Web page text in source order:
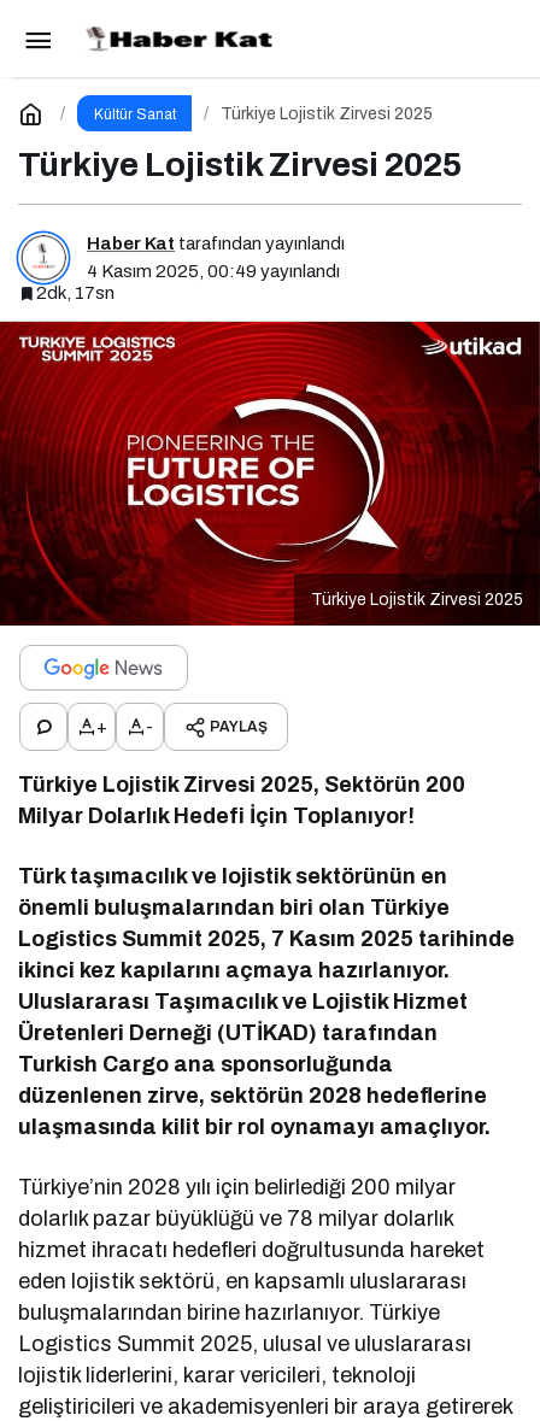
Kültür Sanat Türkiye Lojistik Zirvesi 2025
Türkiye Lojistik Zirvesi 2025
Haber Kat tarafından yayınlandı
4 Kasım 2025, 00:49 yayınlandı
2dk, 17sn
Türkiye Lojistik Zirvesi 2025
+ - PAYLAŞ
Türkiye Lojistik Zirvesi 2025, Sektörün 200
Milyar Dolarlık Hedefi İçin Toplanıyor!
Türk taşımacılık ve lojistik sektörünün en
önemli buluşmalarından biri olan Türkiye
Logistics Summit 2025, 7 Kasım 2025 tarihinde
ikinci kez kapılarını açmaya hazırlanıyor.
Uluslararası Taşımacılık ve Lojistik Hizmet
Üretenleri Derneği (UTİKAD) tarafından
Turkish Cargo ana sponsorluğunda
düzenlenen zirve, sektörün 2028 hedeflerine
ulaşmasında kilit bir rol oynamayı amaçlıyor.
Türkiye’nin 2028 yılı için belirlediği 200 milyar
dolarlık pazar büyüklüğü ve 78 milyar dolarlık
hizmet ihracatı hedefleri doğrultusunda hareket
eden lojistik sektörü, en kapsamlı uluslararası
buluşmalarından birine hazırlanıyor. Türkiye
Logistics Summit 2025, ulusal ve uluslararası
lojistik liderlerini, karar vericileri, teknoloji
geliştiricileri ve akademisyenleri bir araya getirerek
Form Şirketler Grubu ISK-SODEX 2025’te
İklimlendirme Geleceğini Sergiledi
Yorum Yap